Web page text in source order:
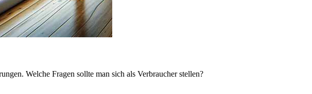
Welche Fragen sollte man sich als Verbraucher stellen?